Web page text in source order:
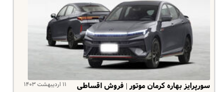
۱۱ اردیبهشت ۱۴۰۳
سورپرایز بهاره کرمان موتور | فروش اقساطی